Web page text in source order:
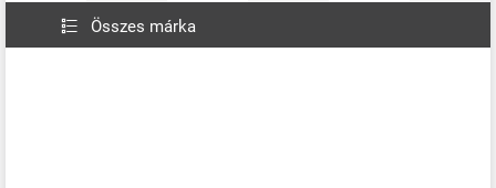
Összes márka